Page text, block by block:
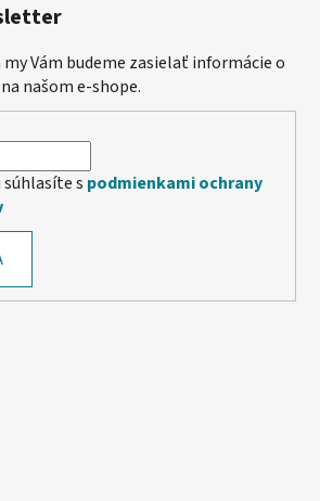
Vám budeme zasielať informácie o
našom e-shope.
s podmienkami ochrany